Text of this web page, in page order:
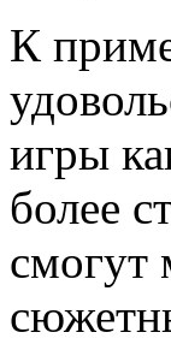
К
игры
более
смогут